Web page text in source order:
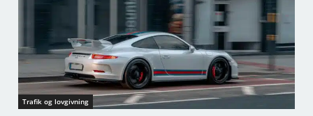
Trafik og lovgivning